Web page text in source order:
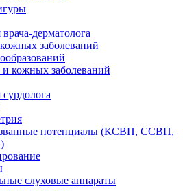
дерматолога
заболеваний
и кожных заболеваний
потенциалы (КСВП, ССВП,
слуховые аппараты